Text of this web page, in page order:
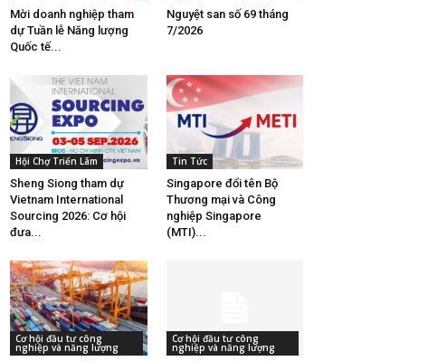
Mời doanh nghiệp tham
dự Tuần lễ Năng lượng
Quốc tế...
Nguyệt san số 69 tháng
7/2026
Hội Chợ Triển Lãm
Sheng Siong tham dự
Vietnam International
Sourcing 2026: Cơ hội
đưa...
Tin Tức
Singapore đổi tên Bộ
Thương mại và Công
nghiệp Singapore
(MTI)...
Cơ hội đầu tư công
nghiệp và năng lượng
Cơ hội đầu tư công
nghiệp và năng lượng